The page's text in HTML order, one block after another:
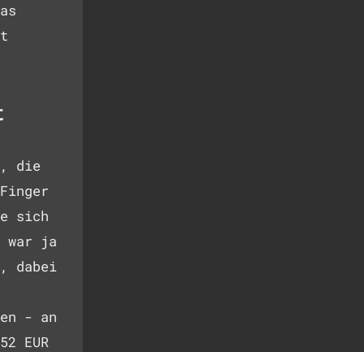
die
sich
war ja
dabei
- an
EUR